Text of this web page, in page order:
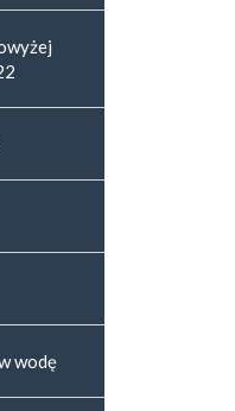
wodę